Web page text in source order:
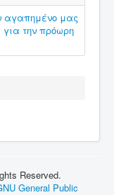
αγαπημένο μας
την πρόωρη
Reserved.
General Public